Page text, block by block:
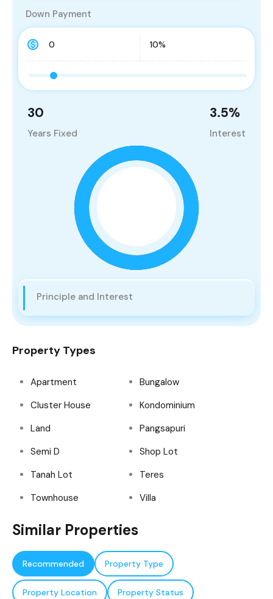
30
Years Fixed
3.5%
Interest
Principle and Interest
Down Payment
Property Types
Apartment
Bungalow
Cluster House
Kondominium
Land
Pangsapuri
Semi D
Shop Lot
Tanah Lot
Teres
Townhouse
Villa
Similar Properties
Recommended Property Type
Property Location Property Status